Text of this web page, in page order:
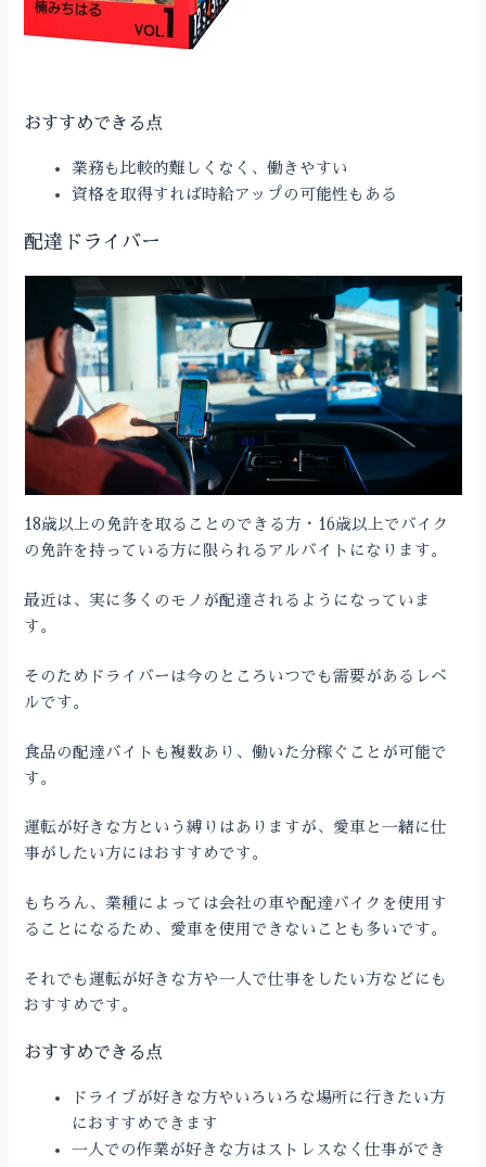
おすすめできる点
業務も比較的難しくなく、働きやすい
資格を取得すれば時給アップの可能性もある
配達ドライバー
18歳以上の免許を取ることのできる方・16歳以上でバイク
の免許を持っている方に限られるアルバイトになります。
最近は、実に多くのモノが配達されるようになっていま
す。
そのためドライバーは今のところいつでも需要があるレベ
ルです。
食品の配達バイトも複数あり、働いた分稼ぐことが可能で
す。
運転が好きな方という縛りはありますが、愛車と一緒に仕
事がしたい方にはおすすめです。
もちろん、業種によっては会社の車や配達バイクを使用す
ることになるため、愛車を使用できないことも多いです。
それでも運転が好きな方や一人で仕事をしたい方などにも
おすすめです。
おすすめできる点
ドライブが好きな方やいろいろな場所に行きたい方
におすすめできます
一人での作業が好きな方はストレスなく仕事ができ